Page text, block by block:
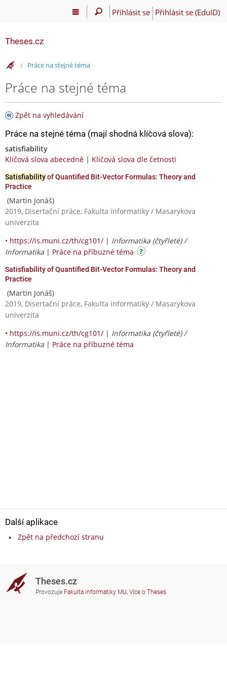
Přihlásit se Přihlásit se (EduID)
Theses.cz
>Práce na stejné téma
Práce na stejné téma
Zpět na vyhledávání
Práce na stejné téma (mají shodná klíčová slova):
satisfiability
Klíčová slova abecedně | Klíčová slova dle četnosti
Satisfiabilityof Quantified Bit-Vector Formulas: Theory and
Practice
(Martin Jonáš)
2019, Disertační práce, Fakulta informatiky / Masarykova
univerzita
• https://is.muni.cz/th/cg101/ | Informatika (čtyřleté) /
Informatika | Práce na příbuzné téma
Satisfiability of Quantified Bit-Vector Formulas: Theory and
Practice
(Martin Jonáš)
2019, Disertační práce, Fakulta informatiky / Masarykova
univerzita
• https://is.muni.cz/th/cg101/ | Informatika (čtyřleté) /
Informatika | Práce na příbuzné téma
Další aplikace
Zpět na předchozí stranu
Theses.cz
Provozuje Fakulta informatiky MU, Více o Theses